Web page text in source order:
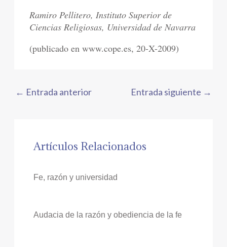
Ramiro Pellitero, Instituto Superior de
Ciencias Religiosas, Universidad de Navarra
(publicado en www.cope.es, 20-X-2009)
← Entrada anterior Entrada siguiente →
Artículos Relacionados
Fe, razón y universidad
Audacia de la razón y obediencia de la fe